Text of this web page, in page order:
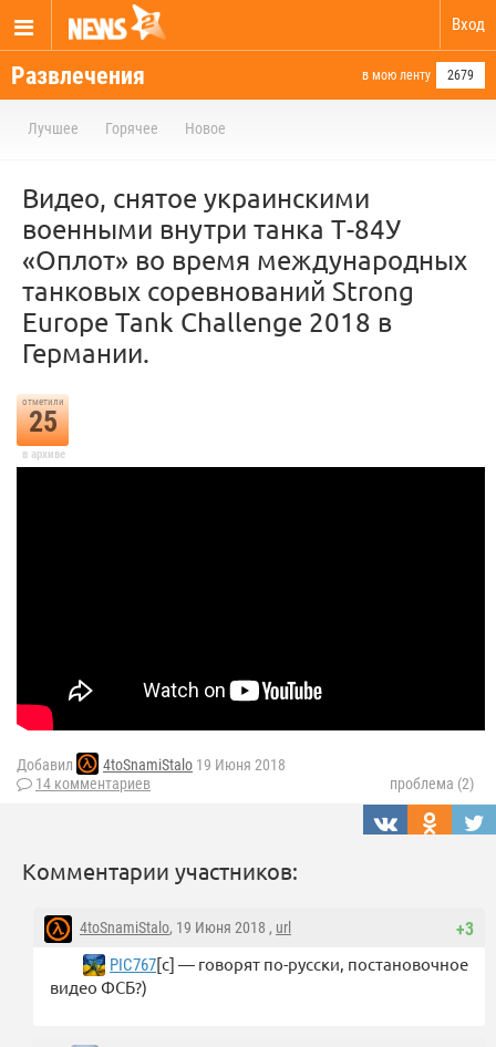
Вход
Развлечения в мою ленту 2679
Лучшее Горячее Новое
Видео, снятое украинскими
военными внутри танка Т-84У
«Оплот» во время международных
танковых соревнований Strong
Europe Tank Challenge 2018 в
Германии.
отметили
25
в архиве
Добавил 4toSnamiStalo 19 Июня 2018
14 комментариев
проблема (2)
Комментарии участников:
+3
4toSnamiStalo, 19 Июня 2018 , url
PIC767[с] — говорят по-русски, постановочное
видео ФСБ?)